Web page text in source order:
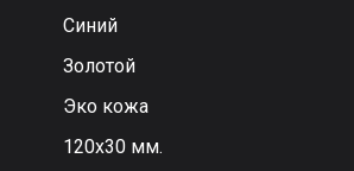
Синий
Золотой
Эко кожа
120х30 мм.